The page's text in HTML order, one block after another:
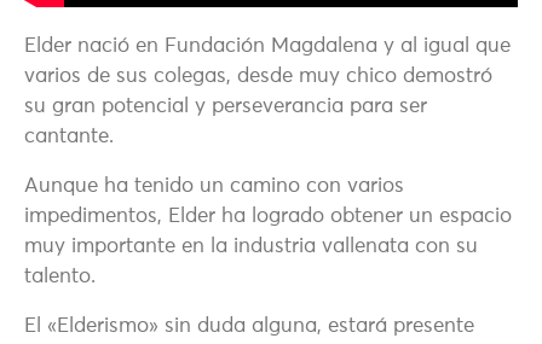
Elder nació en Fundación Magdalena y al igual que
varios de sus colegas, desde muy chico demostró
su gran potencial y perseverancia para ser
cantante.
Aunque ha tenido un camino con varios
impedimentos, Elder ha logrado obtener un espacio
muy importante en la industria vallenata con su
talento.
El «Elderismo» sin duda alguna, estará presente